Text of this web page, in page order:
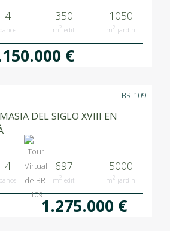
4
baños
350
m2 edif.
1050
m2 jardín
€
BR-109
DEL SIGLO XVIII EN
4
baños
697
m2 edif.
5000
m2 jardín
1.275.000 €